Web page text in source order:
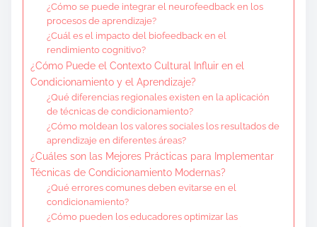
¿Cómo se puede integrar el neurofeedback en los
procesos de aprendizaje?
¿Cuál es el impacto del biofeedback en el
rendimiento cognitivo?
¿Cómo Puede el Contexto Cultural Influir en el
Condicionamiento y el Aprendizaje?
¿Qué diferencias regionales existen en la aplicación
de técnicas de condicionamiento?
¿Cómo moldean los valores sociales los resultados de
aprendizaje en diferentes áreas?
¿Cuáles son las Mejores Prácticas para Implementar
Técnicas de Condicionamiento Modernas?
¿Qué errores comunes deben evitarse en el
condicionamiento?
¿Cómo pueden los educadores optimizar las